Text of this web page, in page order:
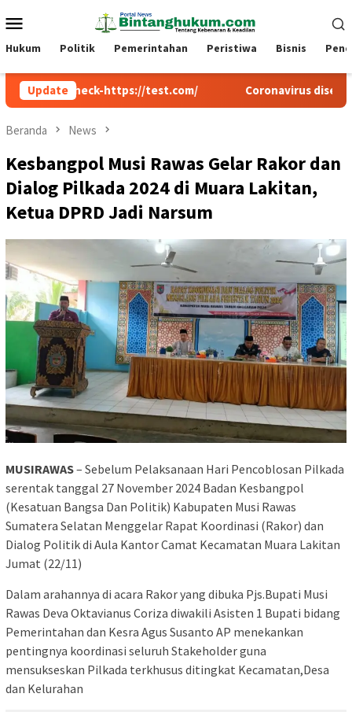
ke
kontenMobile
Hukum Politik Pemerintahan Peristiwa Bisnis
Update
check-https://test.com/ Coronavirus disease 2019
Beranda News
Kesbangpol Musi Rawas Gelar Rakor dan
Dialog Pilkada 2024 di Muara Lakitan,
Ketua DPRD Jadi Narsum
MUSIRAWAS– Sebelum Pelaksanaan Hari Pencoblosan Pilkada
serentak tanggal 27 November 2024 Badan Kesbangpol
(Kesatuan Bangsa Dan Politik) Kabupaten Musi Rawas
Sumatera Selatan Menggelar Rapat Koordinasi (Rakor) dan
Dialog Politik di Aula Kantor Camat Kecamatan Muara Lakitan
Jumat (22/11)
Dalam arahannya di acara Rakor yang dibuka Pjs.Bupati Musi
Rawas Deva Oktavianus Coriza diwakili Asisten 1 Bupati bidang
Pemerintahan dan Kesra Agus Susanto AP menekankan
pentingnya koordinasi seluruh Stakeholder guna
mensukseskan Pilkada terkhusus ditingkat Kecamatan,Desa
dan Kelurahan